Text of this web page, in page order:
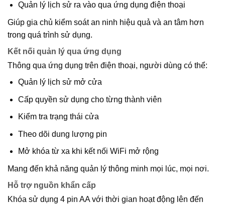
Quản lý lịch sử ra vào qua ứng dụng điện thoại
Giúp gia chủ kiểm soát an ninh hiệu quả và an tâm hơn
trong quá trình sử dụng.
Kết nối quản lý qua ứng dụng
Thông qua ứng dụng trên điện thoại, người dùng có thể:
Quản lý lịch sử mở cửa
Cấp quyền sử dụng cho từng thành viên
Kiểm tra trạng thái cửa
Theo dõi dung lượng pin
Mở khóa từ xa khi kết nối WiFi mở rộng
Mang đến khả năng quản lý thông minh mọi lúc, mọi nơi.
Hỗ trợ nguồn khẩn cấp
Khóa sử dụng 4 pin AA với thời gian hoạt động lên đến